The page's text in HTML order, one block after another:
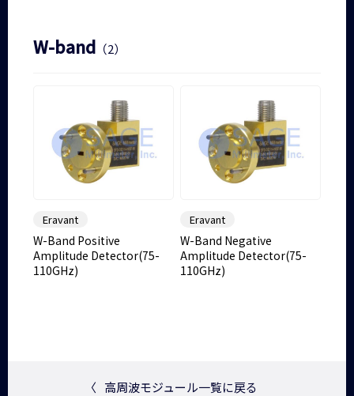
W-band （2）
Eravant
W-Band Positive
Amplitude Detector(75-
110GHz)
Eravant
W-Band Negative
Amplitude Detector(75-
110GHz)
〈 高周波モジュール一覧に戻る